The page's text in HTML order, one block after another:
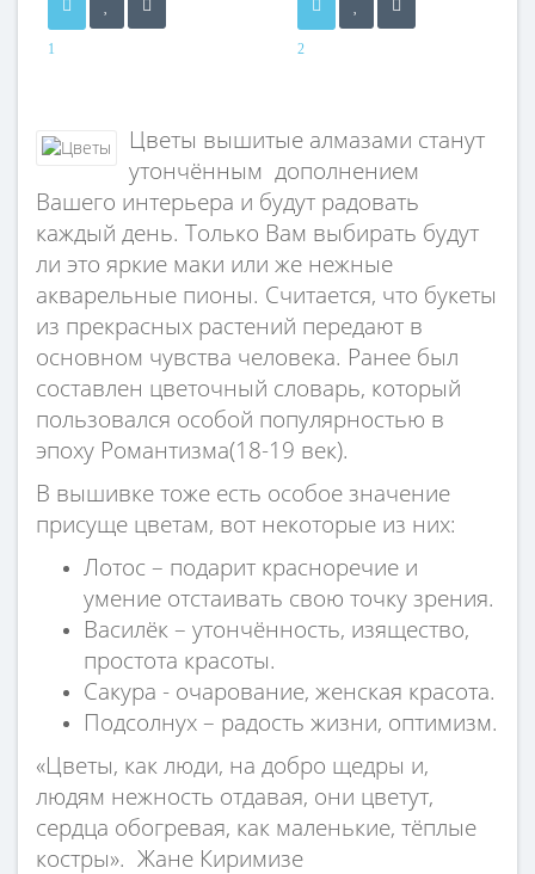
1 2
Цветы вышитые алмазами станут
утончённым дополнением
Вашего интерьера и будут радовать
каждый день. Только Вам выбирать будут
ли это яркие маки или же нежные
акварельные пионы. Считается, что букеты
из прекрасных растений передают в
основном чувства человека. Ранее был
составлен цветочный словарь, который
пользовался особой популярностью в
эпоху Романтизма(18-19 век).
В вышивке тоже есть особое значение
присуще цветам, вот некоторые из них:
Лотос – подарит красноречие и
умение отстаивать свою точку зрения.
Василёк – утончённость, изящество,
простота красоты.
Сакура - очарование, женская красота.
Подсолнух – радость жизни, оптимизм.
«Цветы, как люди, на добро щедры и,
людям нежность отдавая, они цветут,
сердца обогревая, как маленькие, тёплые
костры». Жане Киримизе